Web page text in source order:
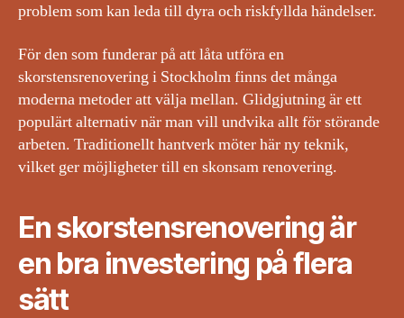
problem som kan leda till dyra och riskfyllda händelser.
För den som funderar på att låta utföra en
skorstensrenovering i Stockholm finns det många
moderna metoder att välja mellan. Glidgjutning är ett
populärt alternativ när man vill undvika allt för störande
arbeten. Traditionellt hantverk möter här ny teknik,
vilket ger möjligheter till en skonsam renovering.
En skorstensrenovering är
en bra investering på flera
sätt